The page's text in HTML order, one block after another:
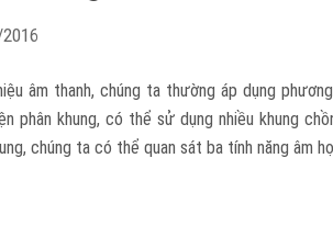
âm thanh, chúng ta thường áp dụng
phân khung, có thể sử dụng nhiều khung
chúng ta có thể quan sát ba tính năng âm